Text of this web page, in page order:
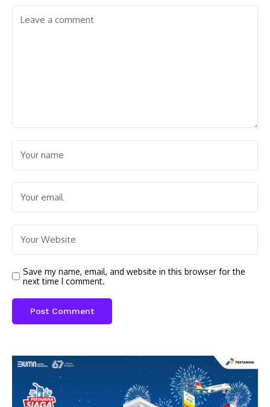
Save my name, email, and website in this browser for the
next time I comment.